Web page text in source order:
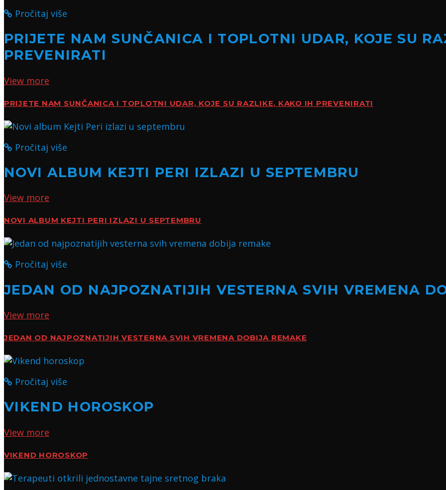
Pročitaj više
PRIJETE NAM SUNČANICA I TOPLOTNI UDAR, KOJE SU
PREVENIRATI
View more
PRIJETE NAM SUNČANICA I TOPLOTNI UDAR, KOJE SU RAZLIKE, KAKO IH PREVENIRATI
Pročitaj više
NOVI ALBUM KEJTI PERI IZLAZI U SEPTEMBRU
View more
NOVI ALBUM KEJTI PERI IZLAZI U SEPTEMBRU
Pročitaj više
JEDAN OD NAJPOZNATIJIH VESTERNA SVIH VREMENA
View more
JEDAN OD NAJPOZNATIJIH VESTERNA SVIH VREMENA DOBIJA REMAKE
Pročitaj više
VIKEND HOROSKOP
View more
VIKEND HOROSKOP